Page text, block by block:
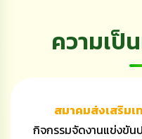
ความเป็
สมาคมส่งเสริม
กิจกรรมจัดงานแข่งขัน